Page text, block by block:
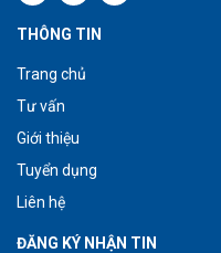
THÔNG TIN
Trang chủ
Tư vấn
Giới thiệu
Tuyển dụng
Liên hệ
ĐĂNG KÝ NHẬN TIN